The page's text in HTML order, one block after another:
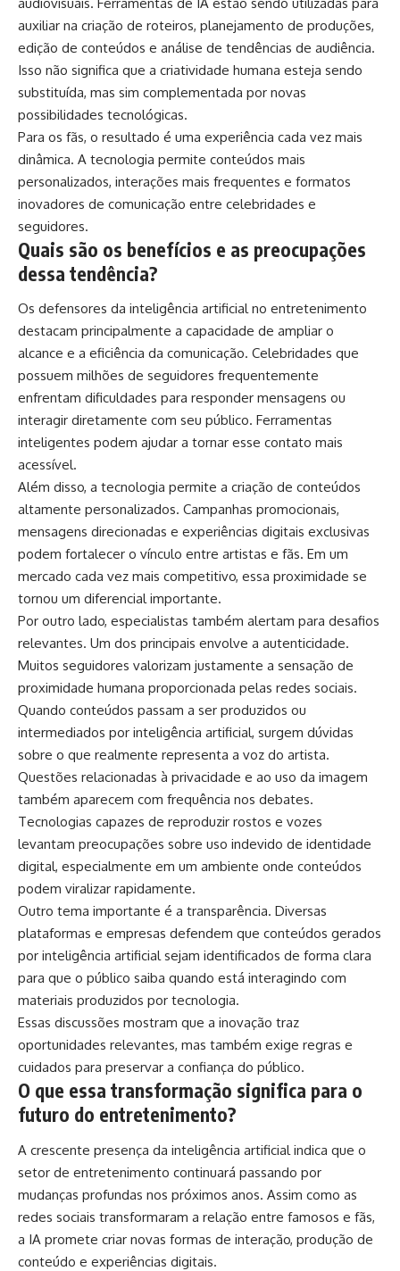
auxiliar na criação de roteiros, planejamento de produções,
edição de conteúdos e análise de tendências de audiência.
Isso não significa que a criatividade humana esteja sendo
substituída, mas sim complementada por novas
possibilidades tecnológicas.
Para os fãs, o resultado é uma experiência cada vez mais
dinâmica. A tecnologia permite conteúdos mais
personalizados, interações mais frequentes e formatos
inovadores de comunicação entre celebridades e
seguidores.
Quais são os benefícios e as preocupações
dessa tendência?
Os defensores da inteligência artificial no entretenimento
destacam principalmente a capacidade de ampliar o
alcance e a eficiência da comunicação. Celebridades que
possuem milhões de seguidores frequentemente
enfrentam dificuldades para responder mensagens ou
interagir diretamente com seu público. Ferramentas
inteligentes podem ajudar a tornar esse contato mais
acessível.
Além disso, a tecnologia permite a criação de conteúdos
altamente personalizados. Campanhas promocionais,
mensagens direcionadas e experiências digitais exclusivas
podem fortalecer o vínculo entre artistas e fãs. Em um
mercado cada vez mais competitivo, essa proximidade se
tornou um diferencial importante.
Por outro lado, especialistas também alertam para desafios
relevantes. Um dos principais envolve a autenticidade.
Muitos seguidores valorizam justamente a sensação de
proximidade humana proporcionada pelas redes sociais.
Quando conteúdos passam a ser produzidos ou
intermediados por inteligência artificial, surgem dúvidas
sobre o que realmente representa a voz do artista.
Questões relacionadas à privacidade e ao uso da imagem
também aparecem com frequência nos debates.
Tecnologias capazes de reproduzir rostos e vozes
levantam preocupações sobre uso indevido de identidade
digital, especialmente em um ambiente onde conteúdos
podem viralizar rapidamente.
Outro tema importante é a transparência. Diversas
plataformas e empresas defendem que conteúdos gerados
por inteligência artificial sejam identificados de forma clara
para que o público saiba quando está interagindo com
materiais produzidos por tecnologia.
Essas discussões mostram que a inovação traz
oportunidades relevantes, mas também exige regras e
cuidados para preservar a confiança do público.
O que essa transformação significa para o
futuro do entretenimento?
A crescente presença da inteligência artificial indica que o
setor de entretenimento continuará passando por
mudanças profundas nos próximos anos. Assim como as
redes sociais transformaram a relação entre famosos e fãs,
a IA promete criar novas formas de interação, produção de
conteúdo e experiências digitais.